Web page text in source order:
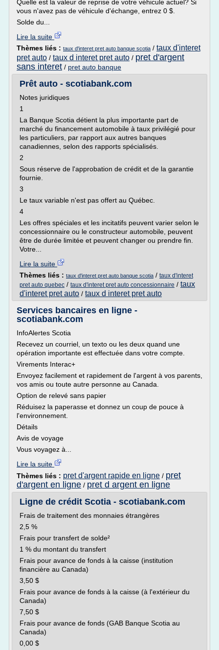
Quelle est la valeur de reprise de votre véhicule actuel? Si
vous n'avez pas de véhicule d'échange, entrez 0 $.
Solde du...
Lire la suite
Thèmes liés : taux d'interet pret auto banque scotia / taux d'interet
pret auto / taux d interet pret auto / pret d'argent
sans interet / pret auto banque
Prêt auto - scotiabank.com
Notes juridiques
1
La Banque Scotia détient la plus importante part de
marché du financement automobile à taux privilégié pour
les particuliers, par rapport aux autres banques
canadiennes, selon des rapports spécialisés.
2
Sous réserve de l'approbation de crédit et de la garantie
fournie.
3
Le taux variable n'est pas offert au Québec.
4
Les offres spéciales et les incitatifs peuvent varier selon le
concessionnaire ou le constructeur automobile, peuvent
être de durée limitée et peuvent changer ou prendre fin.
Votre...
Lire la suite
Thèmes liés : taux d'interet pret auto banque scotia / taux d'interet
pret auto quebec / taux d'interet pret auto concessionnaire / taux
d'interet pret auto / taux d interet pret auto
Services bancaires en ligne -
scotiabank.com
InfoAlertes Scotia
Recevez un courriel, un texto ou les deux quand une
opération importante est effectuée dans votre compte.
Virements Interac+
Envoyez facilement et rapidement de l'argent à vos parents,
vos amis ou toute autre personne au Canada.
Option de relevé sans papier
Réduisez la paperasse et donnez un coup de pouce à
l'environnement.
Détails
Avis de voyage
Vous voyagez à...
Lire la suite
Thèmes liés : pret d'argent rapide en ligne / pret
d'argent en ligne / pret d argent en ligne
Ligne de crédit Scotia - scotiabank.com
Frais de traitement des monnaies étrangères
2,5 %
Frais pour transfert de solde²
1 % du montant du transfert
Frais pour avance de fonds à la caisse (institution
financière au Canada)
3,50 $
Frais pour avance de fonds à la caisse (à l'extérieur du
Canada)
7,50 $
Frais pour avance de fonds (GAB Banque Scotia au
Canada)
0,00 $